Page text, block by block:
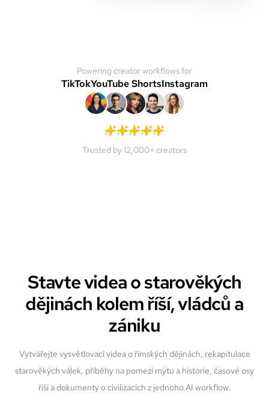
Powering creator workflows for
TikTokYouTube ShortsInstagram
Trusted by 12,000+ creators
Stavte videa o starověkých
dějinách kolem říší, vládců a
zániku
Vytvářejte vysvětlovací videa o římských dějinách, rekapitulace
starověkých válek, příběhy na pomezí mýtu a historie, časové osy
říší a dokumenty o civilizacích z jednoho AI workflow.